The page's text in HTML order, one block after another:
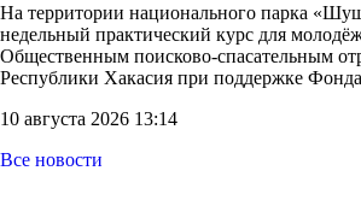
На территории национального парка
недельный практический курс для
Общественным поисково-спасательным
Республики Хакасия при поддержке
10 августа 2026 13:14
Все новости